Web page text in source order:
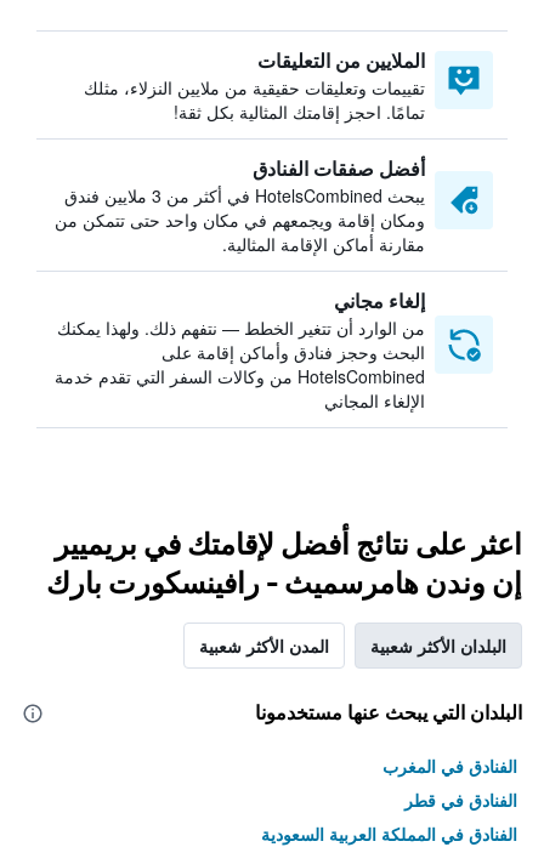
الملايين من التعليقات
تقييمات وتعليقات حقيقية من ملايين النزلاء، مثلك
تمامًا. احجز إقامتك المثالية بكل ثقة!
أفضل صفقات الفنادق
يبحث HotelsCombined في أكثر من 3 ملايين فندق
ومكان إقامة ويجمعهم في مكان واحد حتى تتمكن من
مقارنة أماكن الإقامة المثالية.
إلغاء مجاني
من الوارد أن تتغير الخطط — نتفهم ذلك. ولهذا يمكنك
البحث وحجز فنادق وأماكن إقامة على
HotelsCombined من وكالات السفر التي تقدم خدمة
الإلغاء المجاني
اعثر على نتائج أفضل لإقامتك في بريميير
إن وندن هامرسميث - رافينسكورت بارك
البلدان الأكثر شعبية المدن الأكثر شعبية
البلدان التي يبحث عنها مستخدمونا
الفنادق في المغرب
الفنادق في قطر
الفنادق في المملكة العربية السعودية